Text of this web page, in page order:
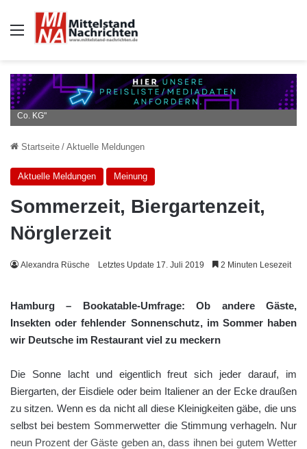
Auswahl
Quellenangabe: "obs/Bookatable GmbH & Co.KG/Bookatable GmbH &
Co. KG"
Startseite / Aktuelle Meldungen
Aktuelle Meldungen Meinung
Sommerzeit, Biergartenzeit,
Nörglerzeit
Alexandra Rüsche Letztes Update 17. Juli 2019 2 Minuten Lesezeit
Hamburg – Bookatable-Umfrage: Ob andere Gäste,
Insekten oder fehlender Sonnenschutz, im Sommer haben
wir Deutsche im Restaurant viel zu meckern
Die Sonne lacht und eigentlich freut sich jeder darauf, im
Biergarten, der Eisdiele oder beim Italiener an der Ecke draußen
zu sitzen. Wenn es da nicht all diese Kleinigkeiten gäbe, die uns
selbst bei bestem Sommerwetter die Stimmung verhageln. Nur
neun Prozent der Gäste geben an, dass ihnen bei gutem Wetter